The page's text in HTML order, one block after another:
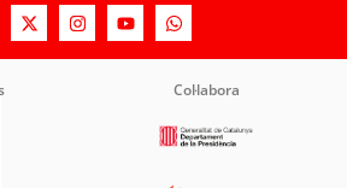
Col·labora